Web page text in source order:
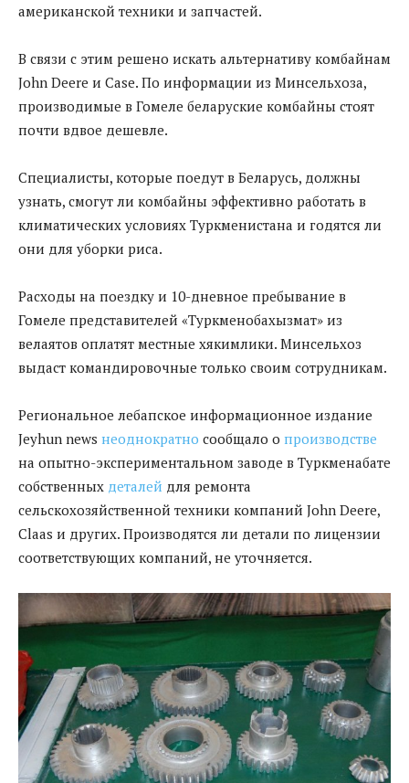
американской техники и запчастей.
В связи с этим решено искать альтернативу комбайнам
John Deere и Case. По информации из Минсельхоза,
производимые в Гомеле беларуские комбайны стоят
почти вдвое дешевле.
Специалисты, которые поедут в Беларусь, должны
узнать, смогут ли комбайны эффективно работать в
климатических условиях Туркменистана и годятся ли
они для уборки риса.
Расходы на поездку и 10-дневное пребывание в
Гомеле представителей «Туркменобахызмат» из
велаятов оплатят местные хякимлики. Минсельхоз
выдаст командировочные только своим сотрудникам.
Региональное лебапское информационное издание
Jeyhun news неоднократно сообщало о производстве
на опытно-экспериментальном заводе в Туркменабате
собственных деталей для ремонта
сельскохозяйственной техники компаний John Deere,
Claas и других. Производятся ли детали по лицензии
соответствующих компаний, не уточняется.